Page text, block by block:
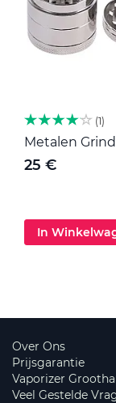
1
Metalen
25 €
In
Over Ons
Prijsgarantie
Vaporizer
Veel Gestelde